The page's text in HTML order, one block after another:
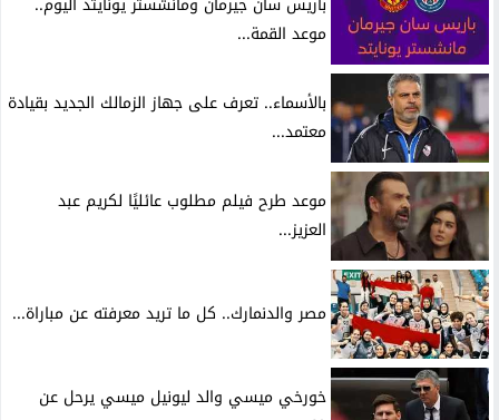
موعد القمة...
بالأسماء.. تعرف على جهاز الزمالك الجديد بقيادة
معتمد...
موعد طرح فيلم مطلوب عائليًا لكريم عبد
العزيز...
مصر والدنمارك.. كل ما تريد معرفته عن مباراة...
خورخي ميسي والد ليونيل ميسي يرحل عن